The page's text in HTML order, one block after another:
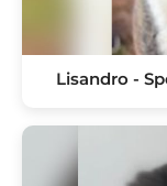
Lisandro -